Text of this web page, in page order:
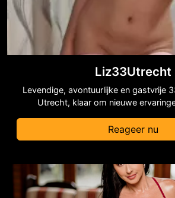
Liz33Utrecht
Levendige, avontuurlijke en gastvrije
Utrecht, klaar om nieuwe
Reageer nu